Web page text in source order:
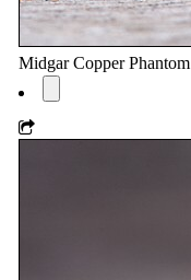
Midgar Copper Phantom